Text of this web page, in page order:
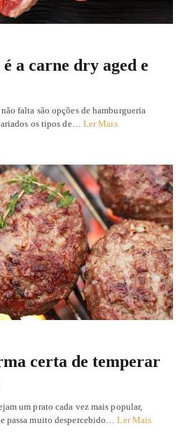
a carne dry aged e
falta são opções de hamburgueria
os tipos de… Ler Mais
certa de temperar
um prato cada vez mais popular,
passa muito despercebido…Ler Mais